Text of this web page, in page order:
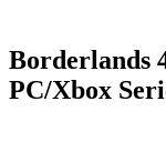
Borderlands
PC/Xbox